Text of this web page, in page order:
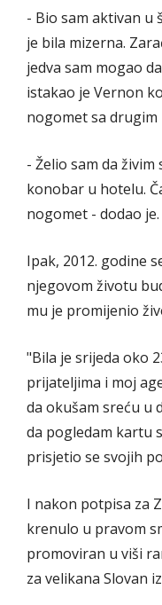
- Bio sam aktivan u
je bila mizerna.
jedva sam mogao
istakao je Vernon
nogomet sa drugim
- Želio sam da
konobar u hotelu.
nogomet - dodao je.
Ipak, 2012. godine
njegovom životu
mu je promijenio
"Bila je srijeda oko
prijateljima i moj
da okušam sreću u
da pogledam kartu
prisjetio se svojih
I nakon potpisa za
krenulo u pravom
promoviran u viši
za velikana Slovan